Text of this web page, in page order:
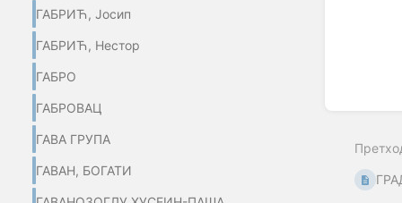
ГАБРИЋ, Јосип
ГАБРИЋ, Нестор
ГАБРО
ГАБРОВАЦ
ГАВА ГРУПА
ГАВАН, БОГАТИ